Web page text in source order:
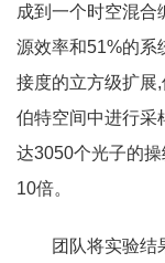
成到一个时空混合
源效率和51%的系
接度的立方级扩展
伯特空间中进行采
达3050个光子的
10倍。
团队将实验结果